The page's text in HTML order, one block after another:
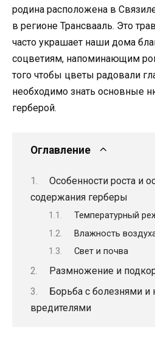
родина расположена в
в регионе Трансвааль. Это
часто украшает наши дома
соцветиям, напоминающим
того чтобы цветы радовали
необходимо знать основные
герберой.
Оглавление
Особенности роста и
содержания герберы
Температурный
Влажность
Свет и почва
Размножение и
Борьба с болезнями
вредителями